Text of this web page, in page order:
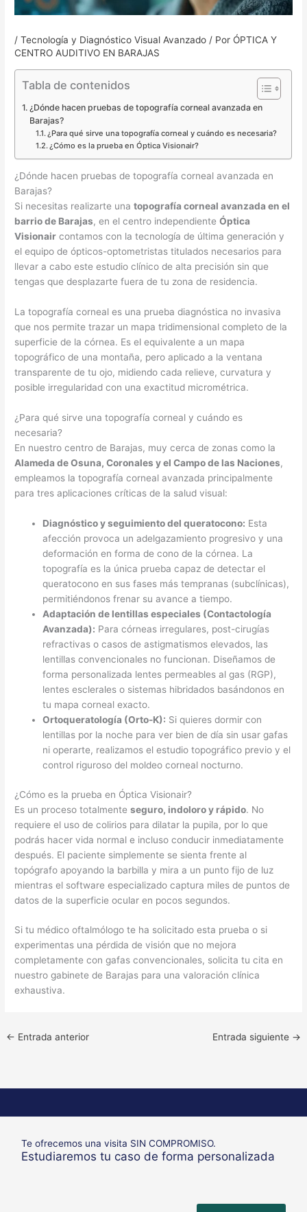
/Tecnología y Diagnóstico Visual Avanzado / Por ÓPTICA Y
CENTRO AUDITIVO EN BARAJAS
Tabla de contenidos
¿Dónde hacen pruebas de topografía corneal avanzada en
Barajas?
¿Para qué sirve una topografía corneal y cuándo es necesaria?
¿Cómo es la prueba en Óptica Visionair?
¿Dónde hacen pruebas de topografía corneal avanzada en
Barajas?
Si necesitas realizarte unatopografía corneal avanzada en el
barrio de Barajas, en el centro independienteÓptica
Visionair contamos con la tecnología de última generación y
el equipo de ópticos-optometristas titulados necesarios para
llevar a cabo este estudio clínico de alta precisión sin que
tengas que desplazarte fuera de tu zona de residencia.
La topografía corneal es una prueba diagnóstica no invasiva
que nos permite trazar un mapa tridimensional completo de la
superficie de la córnea. Es el equivalente a un mapa
topográfico de una montaña, pero aplicado a la ventana
transparente de tu ojo, midiendo cada relieve, curvatura y
posible irregularidad con una exactitud micrométrica.
¿Para qué sirve una topografía corneal y cuándo es
necesaria?
En nuestro centro de Barajas, muy cerca de zonas como la
Alameda de Osuna, Coronales y el Campo de las Naciones,
empleamos la topografía corneal avanzada principalmente
para tres aplicaciones críticas de la salud visual:
Diagnóstico y seguimiento del queratocono: Esta
afección provoca un adelgazamiento progresivo y una
deformación en forma de cono de la córnea. La
topografía es la única prueba capaz de detectar el
queratocono en sus fases más tempranas (subclínicas),
permitiéndonos frenar su avance a tiempo.
Adaptación de lentillas especiales (Contactología
Avanzada): Para córneas irregulares, post-cirugías
refractivas o casos de astigmatismos elevados, las
lentillas convencionales no funcionan. Diseñamos de
forma personalizada lentes permeables al gas (RGP),
lentes esclerales o sistemas hibridados basándonos en
tu mapa corneal exacto.
Ortoqueratología (Orto-K): Si quieres dormir con
lentillas por la noche para ver bien de día sin usar gafas
ni operarte, realizamos el estudio topográfico previo y el
control riguroso del moldeo corneal nocturno.
¿Cómo es la prueba en Óptica Visionair?
Es un proceso totalmenteseguro, indoloro y rápido. No
requiere el uso de colirios para dilatar la pupila, por lo que
podrás hacer vida normal e incluso conducir inmediatamente
después. El paciente simplemente se sienta frente al
topógrafo apoyando la barbilla y mira a un punto fijo de luz
mientras el software especializado captura miles de puntos de
datos de la superficie ocular en pocos segundos.
Si tu médico oftalmólogo te ha solicitado esta prueba o si
experimentas una pérdida de visión que no mejora
completamente con gafas convencionales, solicita tu cita en
nuestro gabinete de Barajas para una valoración clínica
exhaustiva.
← Entrada anterior Entrada siguiente →
Te ofrecemos una visita SIN COMPROMISO.
Estudiaremos tu caso de forma personalizada